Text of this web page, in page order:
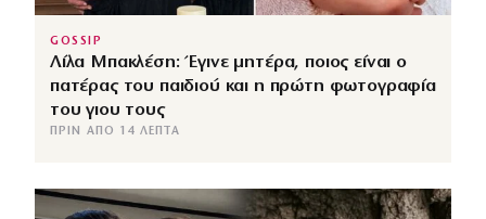
GOSSIP
Λίλα Μπακλέση: Έγινε μητέρα, ποιος είναι ο
πατέρας του παιδιού και η πρώτη φωτογραφία
του γιου τους
ΠΡΙΝ ΑΠΌ 14 ΛΕΠΤΆ